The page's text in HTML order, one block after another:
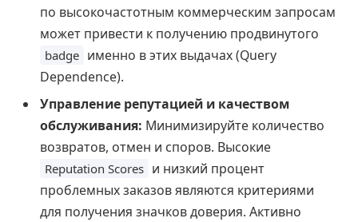
по высокочастотным коммерческим запросам
может привести к получению продвинутого
badge именно в этих выдачах (Query
Dependence).
Управление репутацией и качеством
обслуживания: Минимизируйте количество
возвратов, отмен и споров. Высокие
Reputation Scores и низкий процент
проблемных заказов являются критериями
для получения значков доверия. Активно